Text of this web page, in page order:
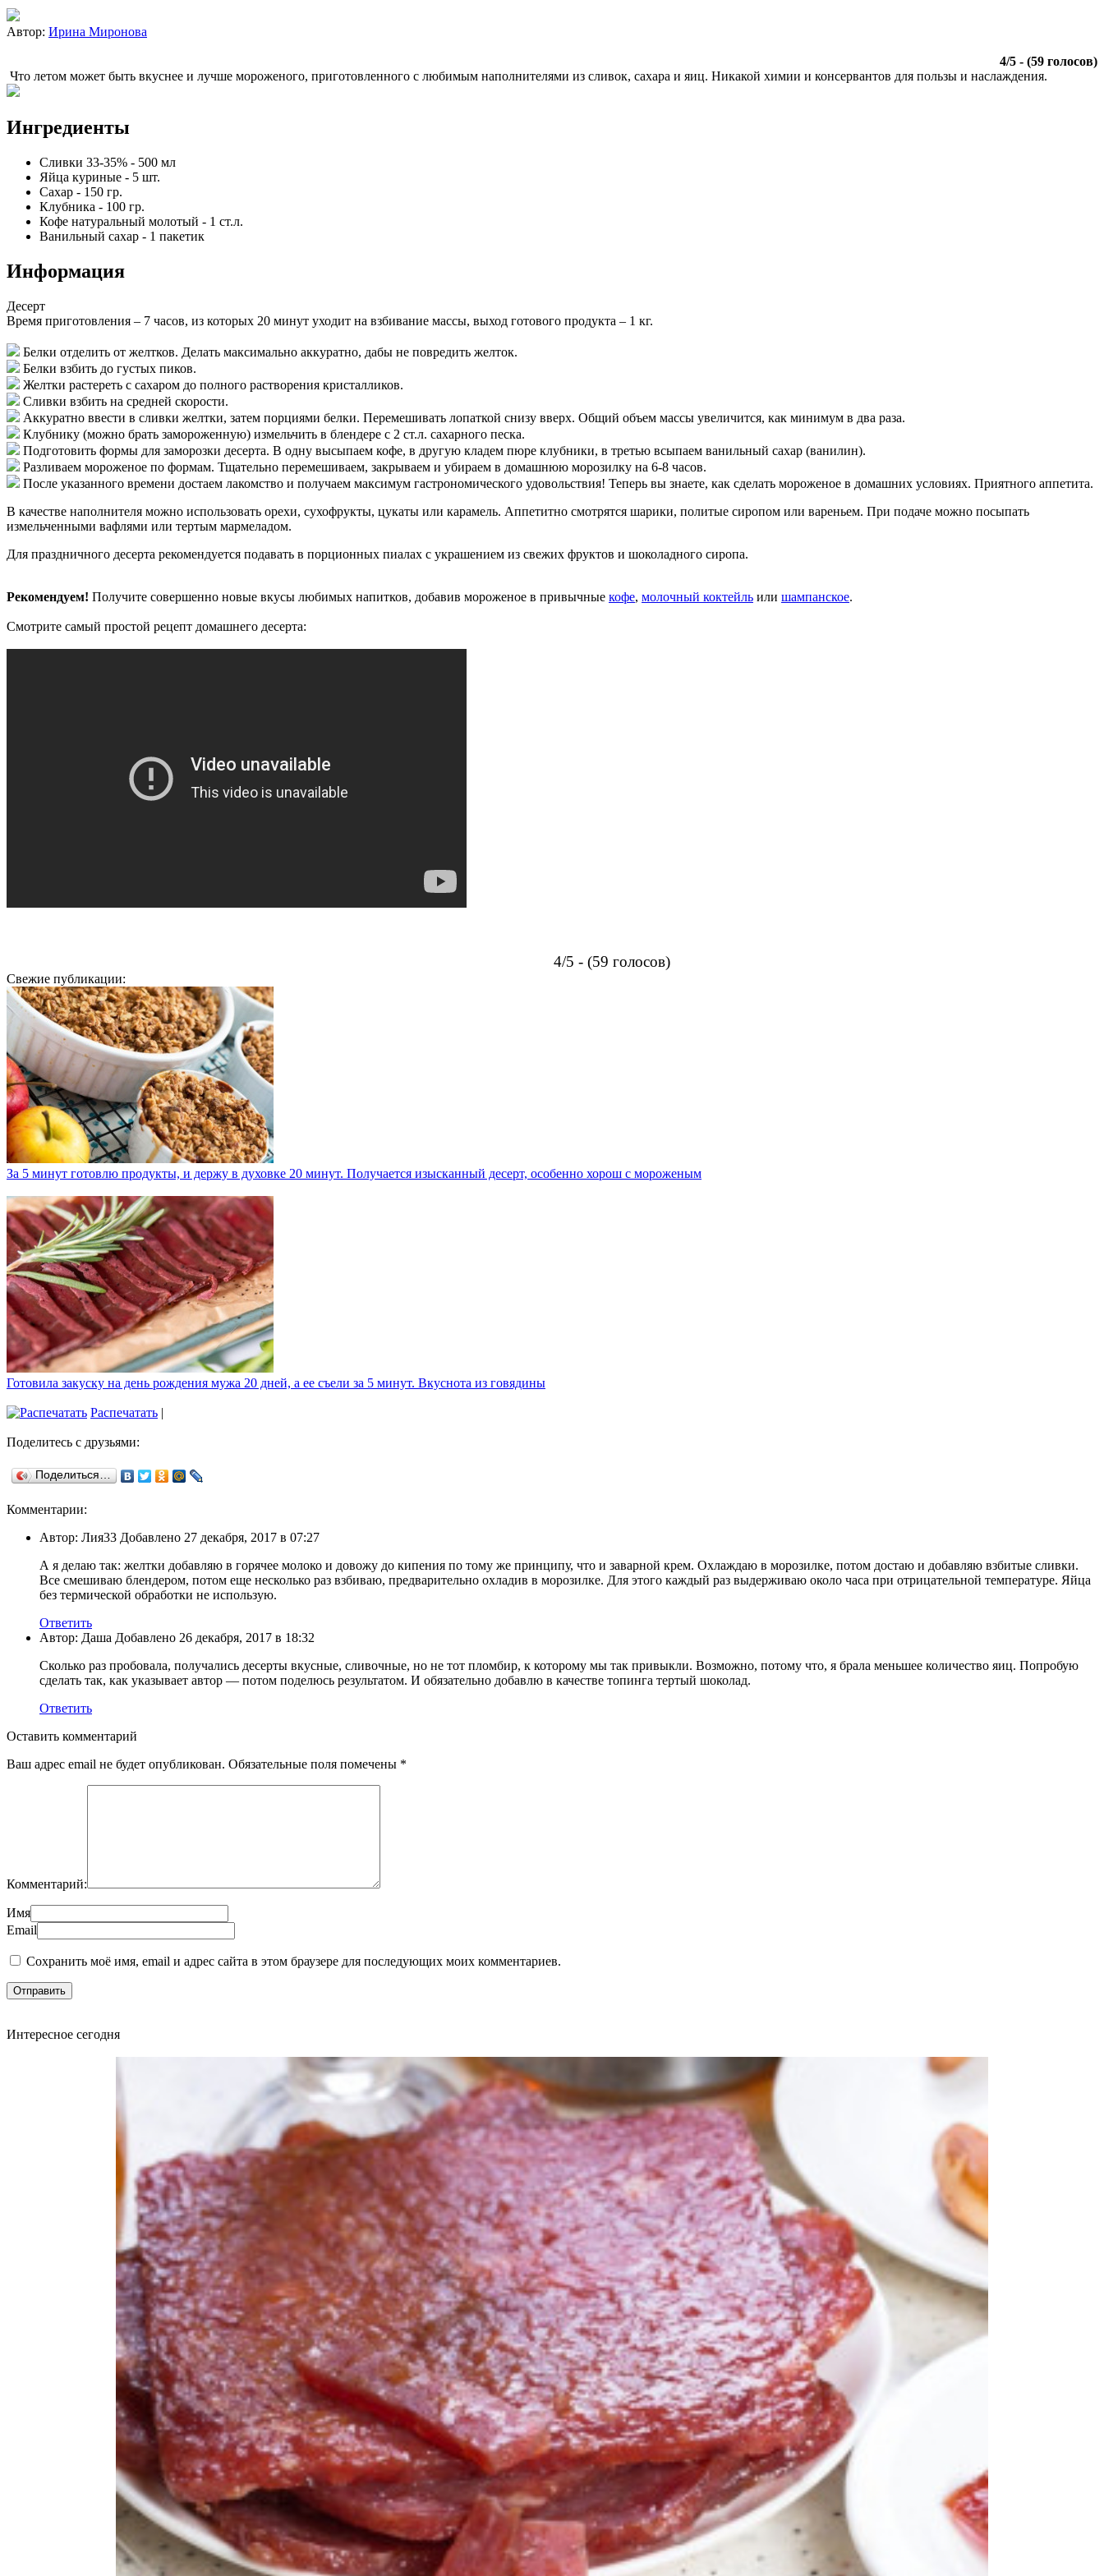
Автор: Ирина Миронова
4/5 - (59 голосов)
Что летом может быть вкуснее и лучше мороженого, приготовленного с любимым наполнителями из сливок, сахара и яиц. Никакой химии и консервантов для пользы и наслаждения.
Ингредиенты
Сливки 33-35% - 500 мл
Яйца куриные - 5 шт.
Сахар - 150 гр.
Клубника - 100 гр.
Кофе натуральный молотый - 1 ст.л.
Ванильный сахар - 1 пакетик
Информация
Десерт
Время приготовления – 7 часов, из которых 20 минут уходит на взбивание массы, выход готового продукта – 1 кг.
Белки отделить от желтков. Делать максимально аккуратно, дабы не повредить желток.
Белки взбить до густых пиков.
Желтки растереть с сахаром до полного растворения кристалликов.
Сливки взбить на средней скорости.
Аккуратно ввести в сливки желтки, затем порциями белки. Перемешивать лопаткой снизу вверх. Общий объем массы увеличится, как минимум в два раза.
Клубнику (можно брать замороженную) измельчить в блендере с 2 ст.л. сахарного песка.
Подготовить формы для заморозки десерта. В одну высыпаем кофе, в другую кладем пюре клубники, в третью всыпаем ванильный сахар (ванилин).
Разливаем мороженое по формам. Тщательно перемешиваем, закрываем и убираем в домашнюю морозилку на 6-8 часов.
После указанного времени достаем лакомство и получаем максимум гастрономического удовольствия! Теперь вы знаете, как сделать мороженое в домашних условиях. Приятного аппетита.
В качестве наполнителя можно использовать орехи, сухофрукты, цукаты или карамель. Аппетитно смотрятся шарики, политые сиропом или вареньем. При подаче можно посыпать
измельченными вафлями или тертым мармеладом.
Для праздничного десерта рекомендуется подавать в порционных пиалах с украшением из свежих фруктов и шоколадного сиропа.
Рекомендуем! Получите совершенно новые вкусы любимых напитков, добавив мороженое в привычные кофе, молочный коктейль или шампанское.
Смотрите самый простой рецепт домашнего десерта:
4/5 - (59 голосов)
Свежие публикации:
За 5 минут готовлю продукты, и держу в духовке 20 минут. Получается изысканный десерт, особенно хорош с мороженым
Готовила закуску на день рождения мужа 20 дней, а ее съели за 5 минут. Вкуснота из говядины
Распечатать |
Поделитесь с друзьями:
Поделиться…
Комментарии:
Автор: Лия33 Добавлено 27 декабря, 2017 в 07:27
А я делаю так: желтки добавляю в горячее молоко и довожу до кипения по тому же принципу, что и заварной крем. Охлаждаю в морозилке, потом достаю и добавляю взбитые сливки.
Все смешиваю блендером, потом еще несколько раз взбиваю, предварительно охладив в морозилке. Для этого каждый раз выдерживаю около часа при отрицательной температуре. Яйца
без термической обработки не использую.
Ответить
Автор: Даша Добавлено 26 декабря, 2017 в 18:32
Сколько раз пробовала, получались десерты вкусные, сливочные, но не тот пломбир, к которому мы так привыкли. Возможно, потому что, я брала меньшее количество яиц. Попробую
сделать так, как указывает автор — потом поделюсь результатом. И обязательно добавлю в качестве топинга тертый шоколад.
Ответить
Оставить комментарий
Ваш адрес email не будет опубликован. Обязательные поля помечены *
Комментарий:
Имя
Email
Сохранить моё имя, email и адрес сайта в этом браузере для последующих моих комментариев.
Интересное сегодня